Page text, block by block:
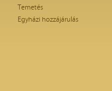
Temetés
Egyházi hozzájárulás